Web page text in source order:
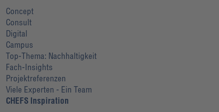
Concept
Consult
Digital
Campus
Top-Thema: Nachhaltigkeit
Fach-Insights
Projektreferenzen
Viele Experten - Ein Team
CHEFS Inspiration